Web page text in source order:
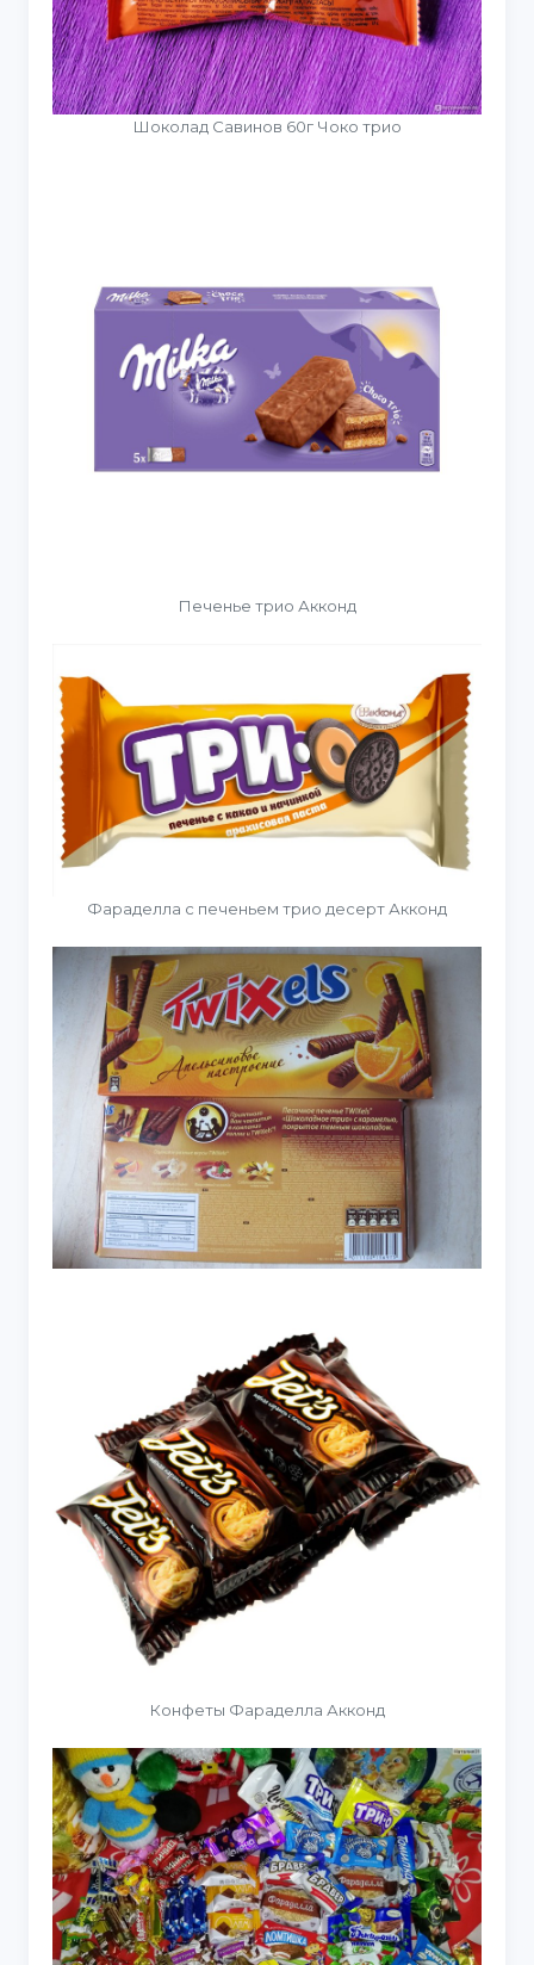
Шоколад Савинов 60г Чоко трио
Печенье трио Акконд
Фараделла с печеньем трио десерт Акконд
Конфеты Фараделла Акконд